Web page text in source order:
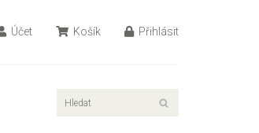
Účet Košík Přihlásit